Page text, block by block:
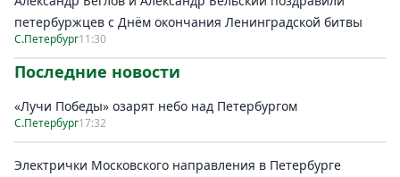
петербуржцев с Днём окончания Ленинградской битвы
С.Петербург11:30
Последние новости
«Лучи Победы» озарят небо над Петербургом
С.Петербург17:32
Электрички Московского направления в Петербурге